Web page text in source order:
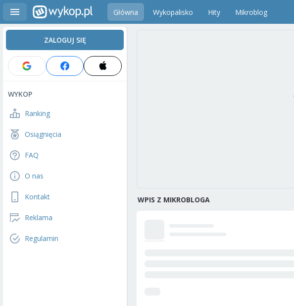
Główna Wykopalisko Hity Mikroblog
ZALOGUJ SIĘ
WYKOP
Ranking
Osiągnięcia
FAQ
O nas
Kontakt
Reklama
Regulamin
WPIS Z MIKROBLOGA